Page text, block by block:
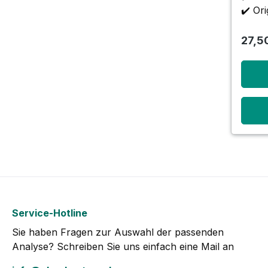
✔️
Service-Hotline
Sie haben Fragen zur Auswahl der passenden
Analyse? Schreiben Sie uns einfach eine Mail an